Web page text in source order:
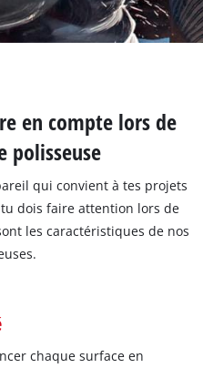
en compte lors de
polisseuse
qui convient à tes projets
dois faire attention lors de
les caractéristiques de nos
chaque surface en